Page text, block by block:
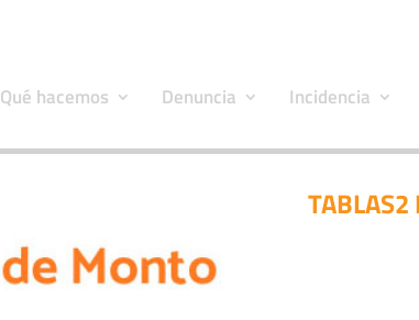
Qué hacemos Denuncia Incidencia
TABLAS2